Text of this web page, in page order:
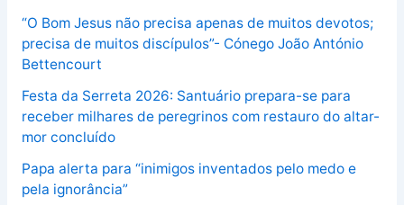
“O Bom Jesus não precisa apenas de muitos devotos;
precisa de muitos discípulos”- Cónego João António
Bettencourt
Festa da Serreta 2026: Santuário prepara-se para
receber milhares de peregrinos com restauro do altar-
mor concluído
Papa alerta para “inimigos inventados pelo medo e
pela ignorância”